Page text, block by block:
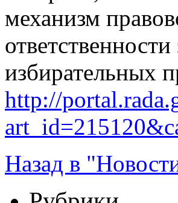
механизм
избирательных
http://
Назад в